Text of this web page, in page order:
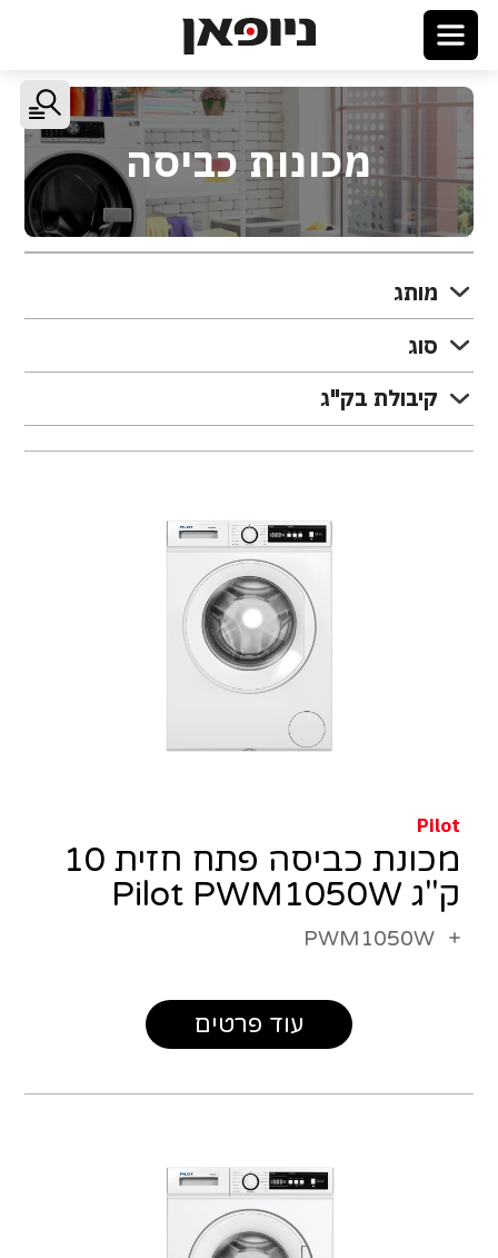
מכונות כביסה
מותג
סוג
קיבולת בק"ג
Pilot
מכונת כביסה פתח חזית 10
ק"ג Pilot PWM1050W
PWM1050W
עוד פרטים